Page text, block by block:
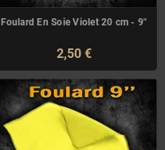
Foulard En Soie Violet 20 cm - 9"
2,50 €